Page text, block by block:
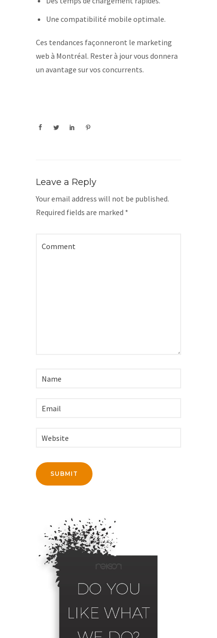
Une compatibilité mobile optimale.
Ces tendances façonneront le marketing
web à Montréal. Rester à jour vous donnera
un avantage sur vos concurrents.
Leave a Reply
Your email address will not be published.
Required fields are marked *